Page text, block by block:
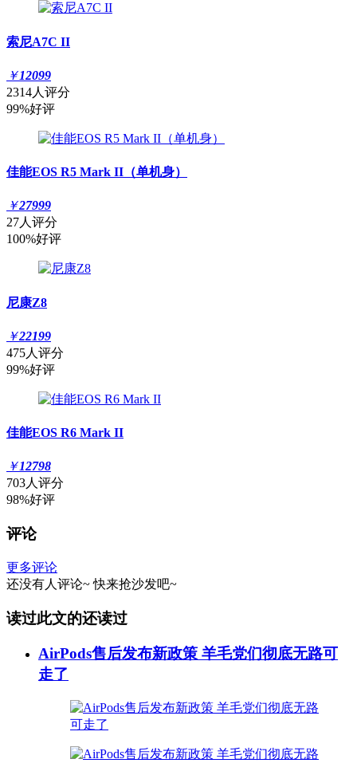
索尼A7C II
￥12099
2314人评分
99%好评
佳能EOS R5 Mark II（单机身）
￥27999
27人评分
100%好评
尼康Z8
￥22199
475人评分
99%好评
佳能EOS R6 Mark II
￥12798
703人评分
98%好评
评论
更多评论
还没有人评论~ 快来抢沙发吧~
读过此文的还读过
AirPods售后发布新政策 羊毛党们彻底无路可
走了